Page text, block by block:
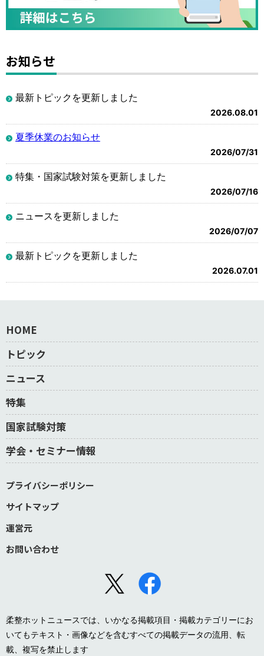
お知らせ
最新トピックを更新しました
2026.08.01
夏季休業のお知らせ
2026/07/31
特集・国家試験対策を更新しました
2026/07/16
ニュースを更新しました
2026/07/07
最新トピックを更新しました
2026.07.01
HOME
トピック
ニュース
特集
国家試験対策
学会・セミナー情報
プライバシーポリシー
サイトマップ
運営元
お問い合わせ
柔整ホットニュースでは、いかなる掲載項目・掲載カテゴリーにお
いてもテキスト・画像などを含むすべての掲載データの流用、転
載、複写を禁止します